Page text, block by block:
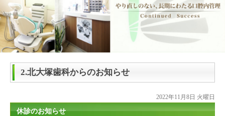
2.北大塚歯科からのお知らせ
2022年11月8日 火曜日
休診のお知らせ